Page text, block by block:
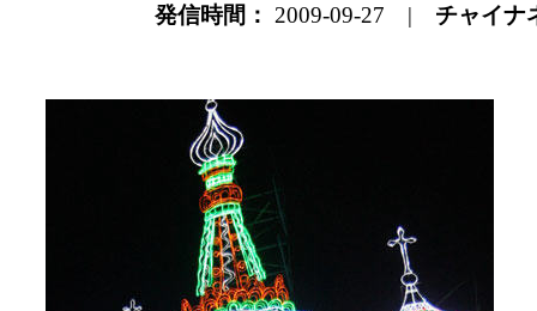
発信時間： 2009-09-27 | チャイナ